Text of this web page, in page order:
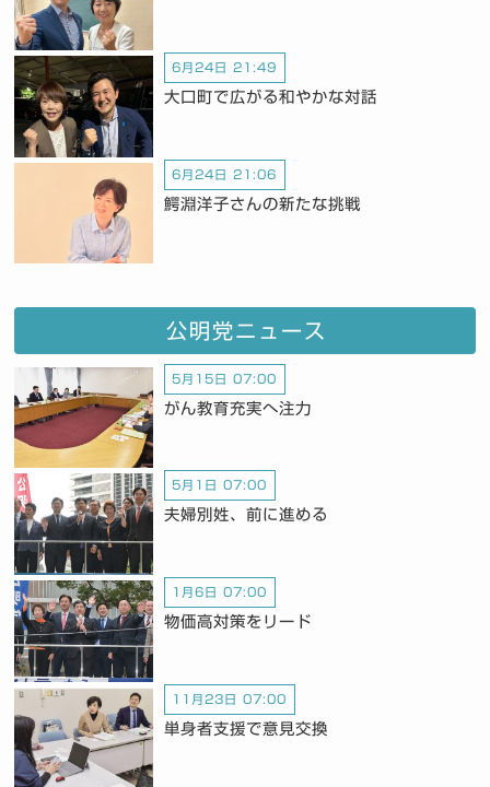
6月24日 21:49
大口町で広がる和やかな対話
6月24日 21:06
鰐淵洋子さんの新たな挑戦
公明党ニュース
5月15日 07:00
がん教育充実へ注力
5月1日 07:00
夫婦別姓、前に進める
1月6日 07:00
物価高対策をリード
11月23日 07:00
単身者支援で意見交換